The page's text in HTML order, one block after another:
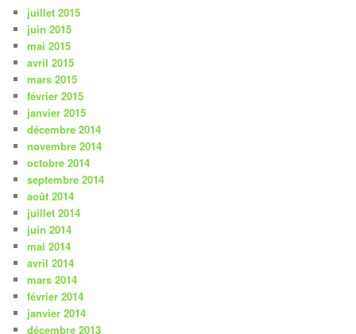
juillet 2015
juin 2015
mai 2015
avril 2015
mars 2015
février 2015
janvier 2015
décembre 2014
novembre 2014
octobre 2014
septembre 2014
août 2014
juillet 2014
juin 2014
mai 2014
avril 2014
mars 2014
février 2014
janvier 2014
décembre 2013